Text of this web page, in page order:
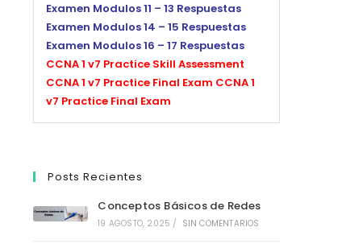
Examen Modulos 11 – 13 Respuestas
Examen Modulos 14 – 15 Respuestas
Examen Modulos 16 – 17 Respuestas
CCNA 1 v7 Practice Skill Assessment
CCNA 1 v7 Practice Final Exam CCNA 1
v7 Practice Final Exam
Posts Recientes
Conceptos Básicos de Redes
19 AGOSTO, 2025 / SIN COMENTARIOS